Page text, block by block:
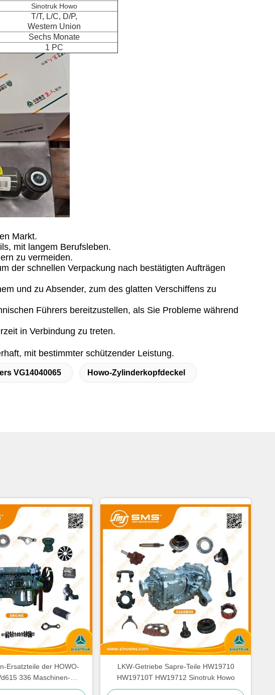
Sinotruk Howo
T/T, L/C, D/P,
Western Union
Sechs Monate
1 PC
Markt.
mit langem Berufsleben.
zu vermeiden.
der schnellen Verpackung nach bestätigten Aufträgen
und zu Absender, zum des glatten Verschiffens zu
Führers bereitzustellen, als Sie Probleme während
in Verbindung zu treten.
mit bestimmter schützender Leistung.
VG14040065 Howo-Zylinderkopfdeckel
Ersatzteile der HOWO-
336 Maschinen-
Ersatzteile
LKW-Getriebe Sapre-Teile HW19710
HW19710T HW19712 Sinotruk Howo